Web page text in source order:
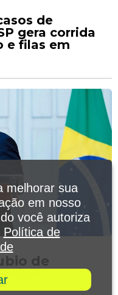
de
gera corrida
e filas em
de
melhorar sua
em nosso
você autoriza
Política de